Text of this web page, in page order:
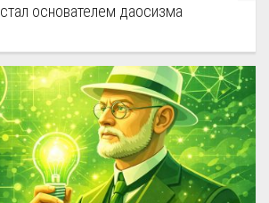
основателем даосизма